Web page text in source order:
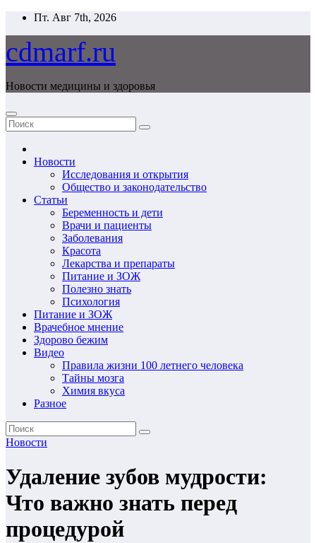
Перейти
содержимому
Пт. Авг 7th, 2026
cdmarf.ru
Новости медицины и здоровья
Новости
Исследования и открытия
Общество и законодательство
Статьи
Беременность и дети
Врачи и пациенты
Заболевания
Красота
Лекарства и препараты
Питание и ЗОЖ
Полезно знать
Психология
Питание и ЗОЖ
Врачебное мнение
Здорово бежим
Видео
Правила жизни 100 летнего человека
Тайны мозга
Химия вкуса
Разное
Новости
Удаление зубов мудрости:
Что важно знать перед
процедурой